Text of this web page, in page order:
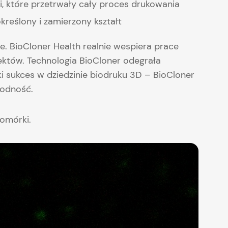
które przetrwały cały proces drukowania
i zamierzony kształt
BioCloner Health realnie wespiera prace
Technologia BioCloner odegrała
w dziedzinie biodruku 3D – BioCloner